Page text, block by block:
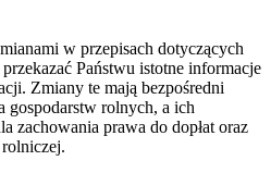
w przepisach dotyczących
Państwu istotne informacje
Zmiany te mają bezpośredni
gospodarstw rolnych, a ich
zachowania prawa do dopłat oraz